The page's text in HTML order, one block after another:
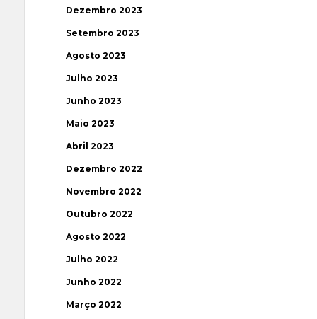
Dezembro 2023
Setembro 2023
Agosto 2023
Julho 2023
Junho 2023
Maio 2023
Abril 2023
Dezembro 2022
Novembro 2022
Outubro 2022
Agosto 2022
Julho 2022
Junho 2022
Março 2022